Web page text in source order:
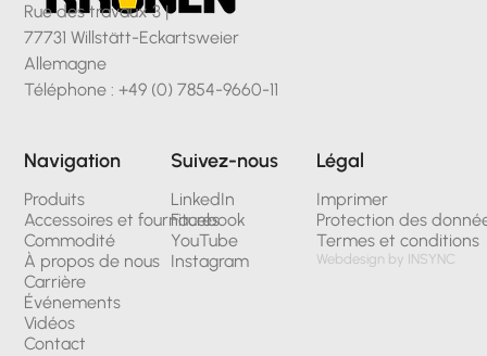
Rue des travaux 3 |
77731 Willstätt-Eckartsweier
Allemagne
Téléphone : +49 (0) 7854-9660-11
Navigation
Produits
Accessoires et fournitures
Commodité
À propos de nous
Carrière
Événements
Vidéos
Contact
Suivez-nous
LinkedIn
Facebook
YouTube
Instagram
Légal
Imprimer
Protection des
Termes et conditions
Webdesign by INSYNC